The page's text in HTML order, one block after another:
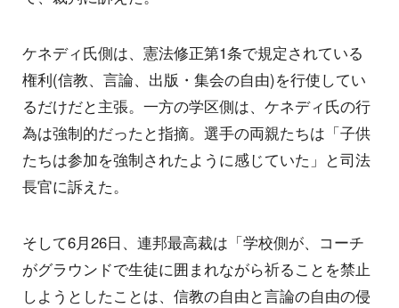
ケネディ氏側は、憲法修正第1条で規定されている
権利(信教、言論、出版・集会の自由)を行使してい
るだけだと主張。一方の学区側は、ケネディ氏の行
為は強制的だったと指摘。選手の両親たちは「子供
たちは参加を強制されたように感じていた」と司法
長官に訴えた。
そして6月26日、連邦最高裁は「学校側が、コーチ
がグラウンドで生徒に囲まれながら祈ることを禁止
しようとしたことは、信教の自由と言論の自由の侵